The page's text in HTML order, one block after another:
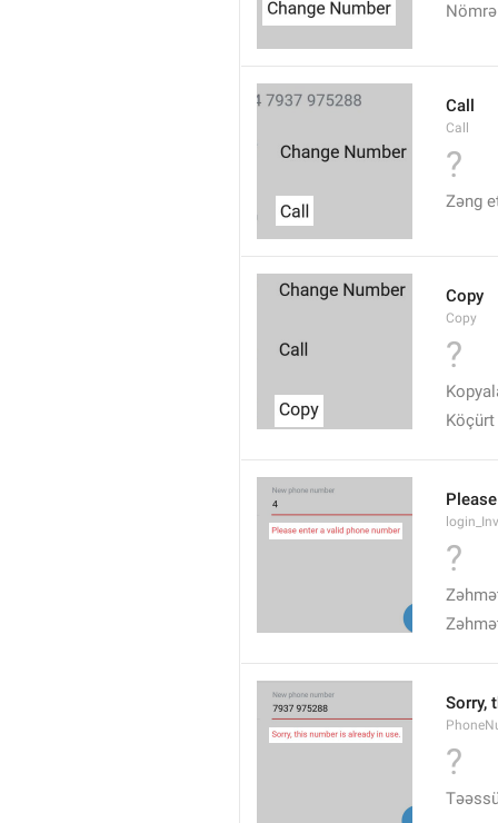
Call
Call
?
Zəng
Copy
Copy
?
Köçürt
?
Sorry,
?